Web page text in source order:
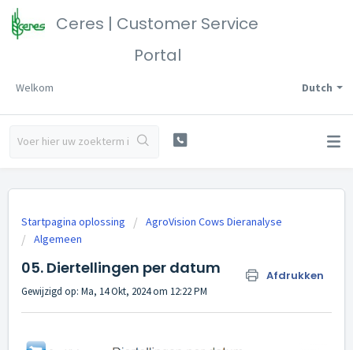
Ceres | Customer Service
Portal
Dutch
Welkom
Startpagina oplossing
AgroVision Cows Dieranalyse
Algemeen
05. Diertellingen per datum Afdrukken
Gewijzigd op: Ma, 14 Okt, 2024 om 12:22 PM